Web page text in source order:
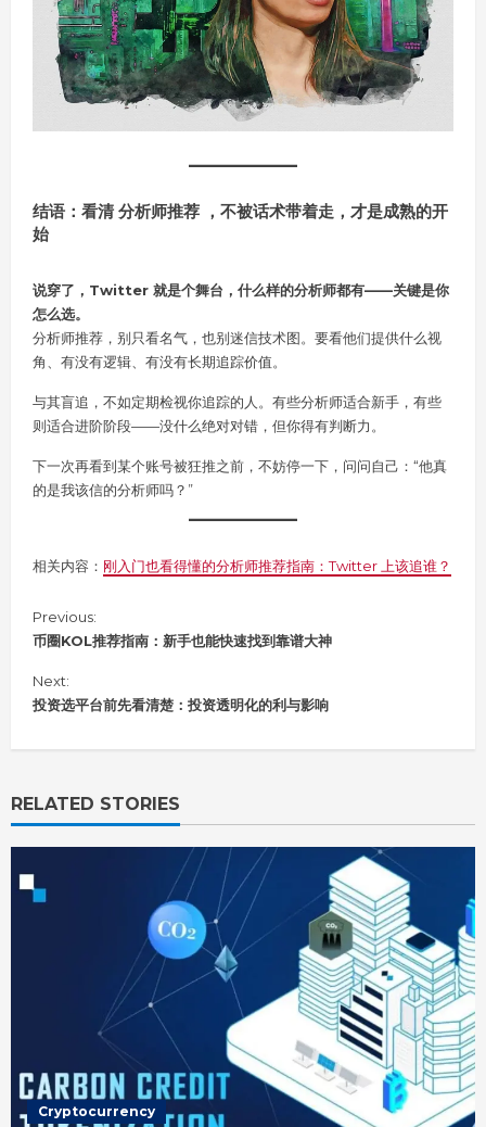
结语：看清 分析师推荐 ，不被话术带着走，才是成熟的开
始
说穿了，Twitter 就是个舞台，什么样的分析师都有——关键是你
怎么选。
分析师推荐，别只看名气，也别迷信技术图。要看他们提供什么视
角、有没有逻辑、有没有长期追踪价值。
与其盲追，不如定期检视你追踪的人。有些分析师适合新手，有些
则适合进阶阶段——没什么绝对对错，但你得有判断力。
下一次再看到某个账号被狂推之前，不妨停一下，问问自己：“他真
的是我该信的分析师吗？”
相关内容： 刚入门也看得懂的分析师推荐指南：Twitter 上该追谁？
C
o
t
i
u
R
e
a
i
Previous:
币圈KOL推荐指南：新手也能快速找到靠谱大神
Next:
投资选平台前先看清楚：投资透明化的利与影响
RELATED STORIES
Cryptocurrency